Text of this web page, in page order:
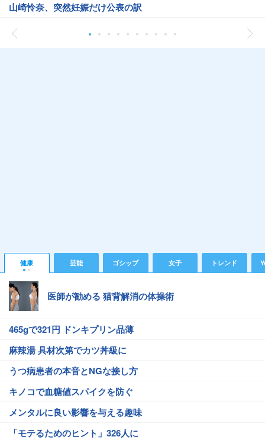
山崎怜奈、突然妊娠だけ公表の訳
健康 芸能 ゴシップ 女子 トレンド
医師が勧める 猫背解消の体操術
465gで321円 ドンキプリン品薄
麻辣湯 具材次第でカツ丼級に
うつ病患者の本音とNGな接し方
キノコで血糖値スパイクを防ぐ
メンタルに良い影響を与える趣味
「モテるためのヒント」326人に